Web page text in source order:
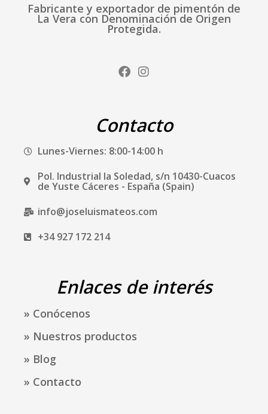
Fabricante y exportador de pimentón de
La Vera con Denominación de Origen
Protegida.
F
a
b
o
k
I
n
a
g
a
Contacto
Lunes-Viernes: 8:00-14:00 h
Pol. Industrial la Soledad, s/n 10430-Cuacos
de Yuste Cáceres - España (Spain)
info@joseluismateos.com
+34 927 172 214
Enlaces de interés
» Conócenos
» Nuestros productos
» Blog
» Contacto